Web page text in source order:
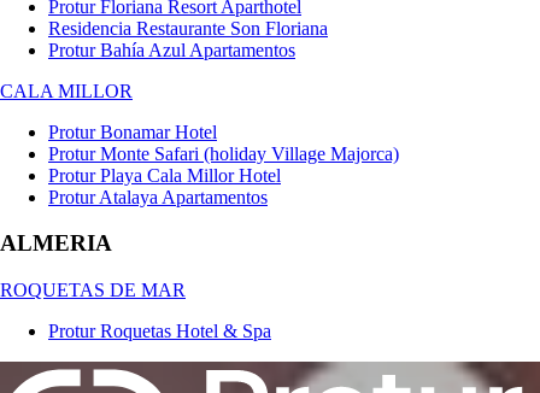
Protur Floriana Resort Aparthotel
Residencia Restaurante Son Floriana
Protur Bahía Azul Apartamentos
CALA MILLOR
Protur Bonamar Hotel
Protur Monte Safari (holiday Village Majorca)
Protur Playa Cala Millor Hotel
Protur Atalaya Apartamentos
ALMERIA
ROQUETAS DE MAR
Protur Roquetas Hotel & Spa